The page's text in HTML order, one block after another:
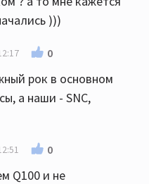
)))
0
рок в основном
а наши - SNC,
0
Q100 и не